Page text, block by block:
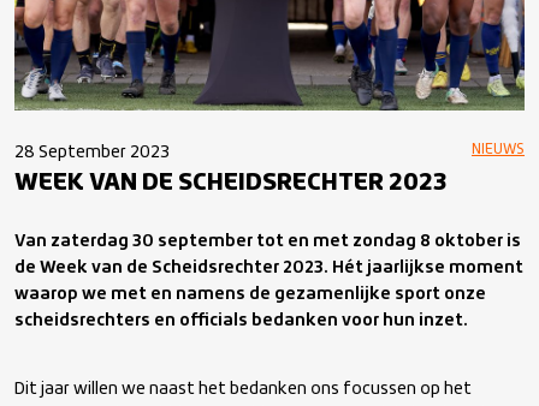
28 September 2023 NIEUWS
WEEK VAN DE SCHEIDSRECHTER 2023
Van zaterdag 30 september tot en met zondag 8 oktober is
de Week van de Scheidsrechter 2023. Hét jaarlijkse moment
waarop we met en namens de gezamenlijke sport onze
scheidsrechters en officials bedanken voor hun inzet.
Dit jaar willen we naast het bedanken ons focussen op het